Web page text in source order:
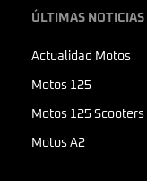
ÚLTIMAS NOTICIAS
Actualidad Motos
Motos 125
Motos 125 Scooters
Motos A2